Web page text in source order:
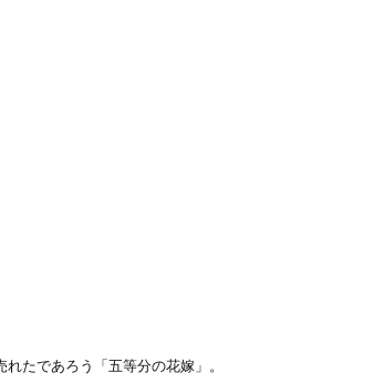
たであろう「五等分の花嫁」。